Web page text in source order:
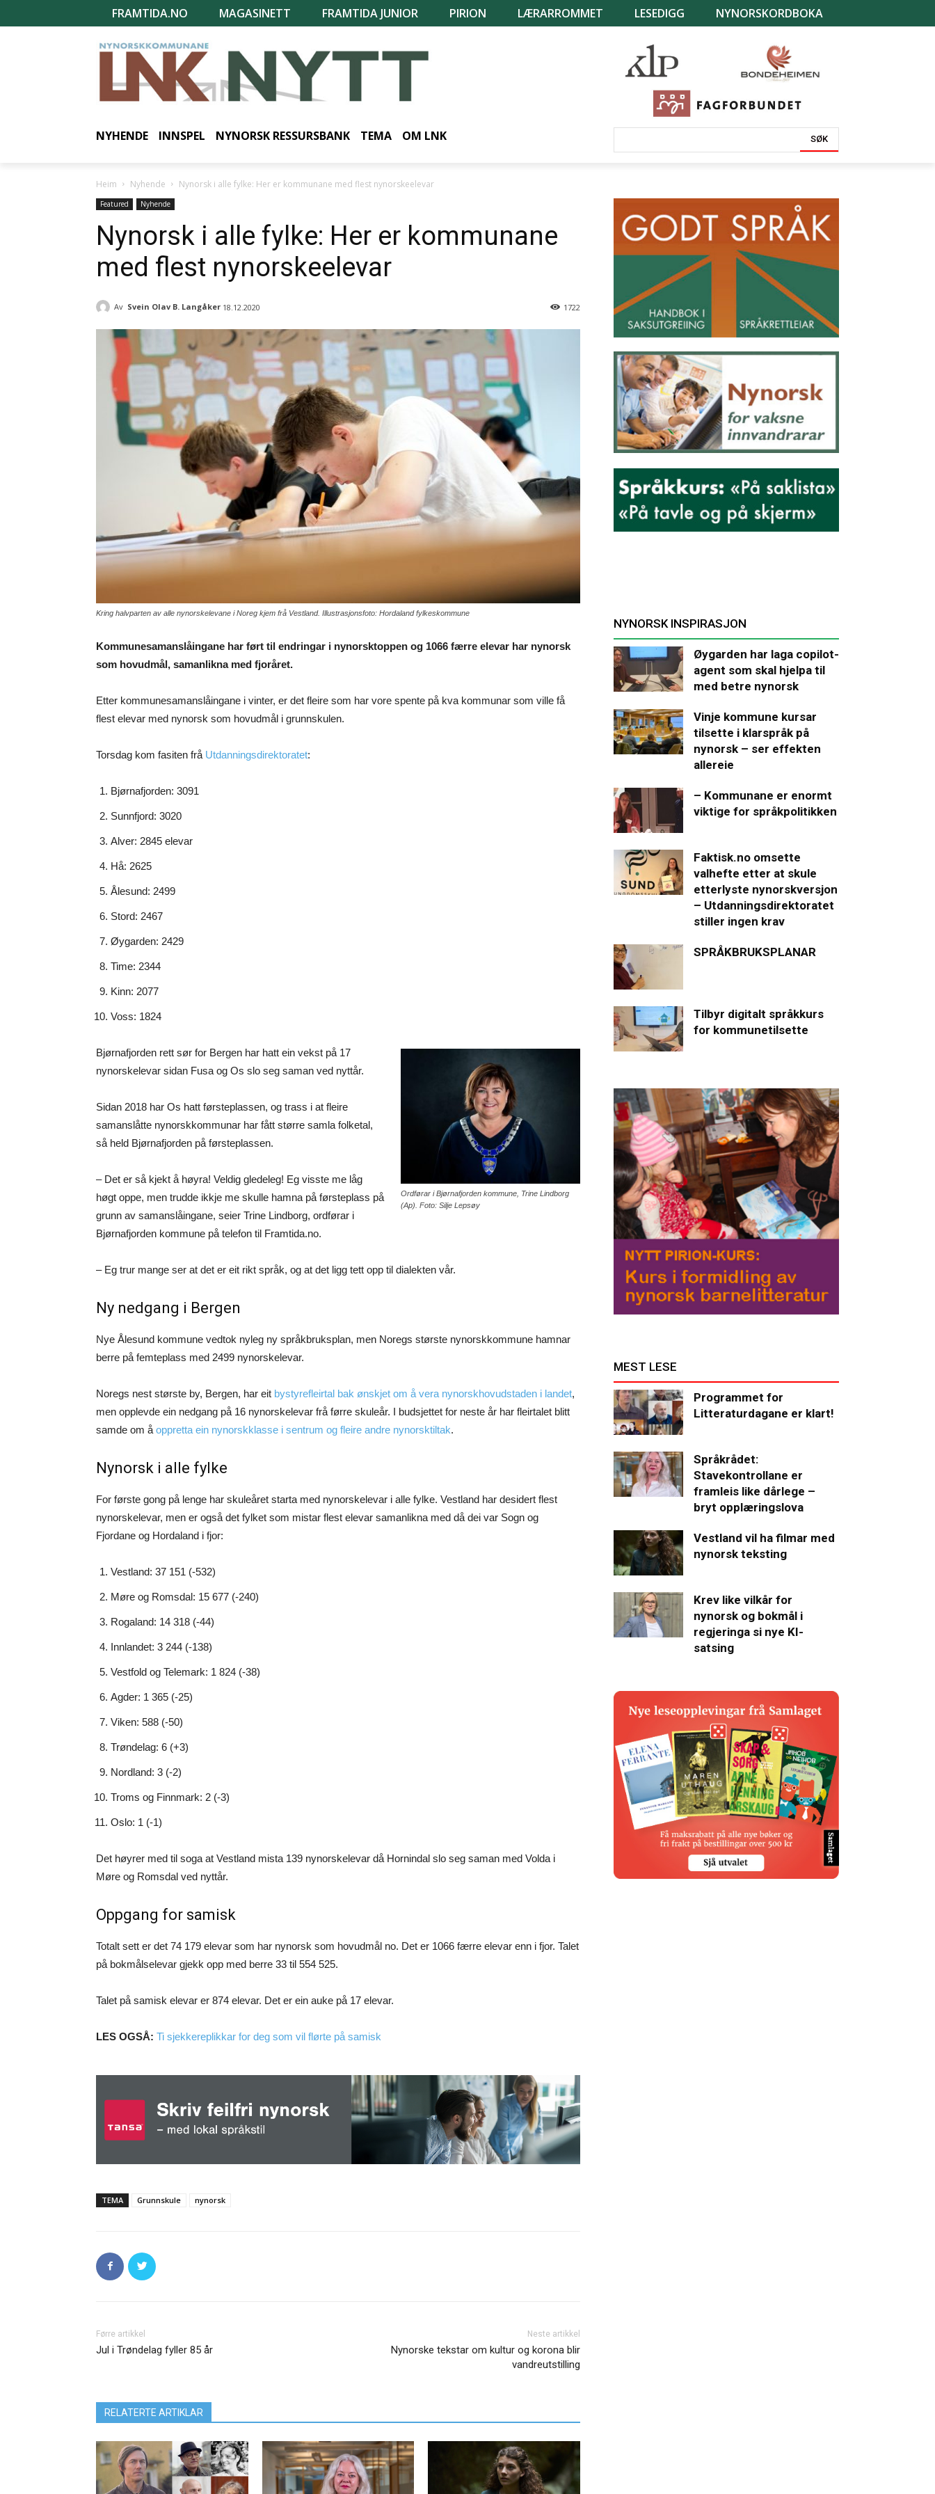
FRAMTIDA.NO MAGASINETT FRAMTIDA JUNIOR PIRION LÆRARROMMET LESEDIGG NYNORSKORDBOKA
NYHENDE INNSPEL NYNORSK RESSURSBANK TEMA OM LNK SØK
Heim Nyhende Nynorsk i alle fylke: Her er kommunane med flest nynorskeelevar
Featured Nyhende
Nynorsk i alle fylke: Her er kommunane
med flest nynorskeelevar
Av Svein Olav B. Langåker 18.12.2020 1722
Kring halvparten av alle nynorskelevane i Noreg kjem frå Vestland. Illustrasjonsfoto: Hordaland fylkeskommune
Kommunesamanslåingane har ført til endringar i nynorsktoppen og 1066 færre elevar har nynorsk
som hovudmål, samanlikna med fjoråret.
Etter kommunesamanslåingane i vinter, er det fleire som har vore spente på kva kommunar som ville få
flest elevar med nynorsk som hovudmål i grunnskulen.
Torsdag kom fasiten frå Utdanningsdirektoratet:
Bjørnafjorden: 3091
Sunnfjord: 3020
Alver: 2845 elevar
Hå: 2625
Ålesund: 2499
Stord: 2467
Øygarden: 2429
Time: 2344
Kinn: 2077
Voss: 1824
Ordførar i Bjørnafjorden kommune, Trine Lindborg
(Ap). Foto: Silje Lepsøy
Bjørnafjorden rett sør for Bergen har hatt ein vekst på 17
nynorskelevar sidan Fusa og Os slo seg saman ved nyttår.
Sidan 2018 har Os hatt førsteplassen, og trass i at fleire
samanslåtte nynorskkommunar har fått større samla folketal,
så held Bjørnafjorden på førsteplassen.
– Det er så kjekt å høyra! Veldig gledeleg! Eg visste me låg
høgt oppe, men trudde ikkje me skulle hamna på førsteplass på
grunn av samanslåingane, seier Trine Lindborg, ordførar i
Bjørnafjorden kommune på telefon til Framtida.no.
– Eg trur mange ser at det er eit rikt språk, og at det ligg tett opp til dialekten vår.
Ny nedgang i Bergen
Nye Ålesund kommune vedtok nyleg ny språkbruksplan, men Noregs største nynorskkommune hamnar
berre på femteplass med 2499 nynorskelevar.
Noregs nest største by, Bergen, har eit bystyrefleirtal bak ønskjet om å vera nynorskhovudstaden i landet,
men opplevde ein nedgang på 16 nynorskelevar frå førre skuleår. I budsjettet for neste år har fleirtalet blitt
samde om å oppretta ein nynorskklasse i sentrum og fleire andre nynorsktiltak.
Nynorsk i alle fylke
For første gong på lenge har skuleåret starta med nynorskelevar i alle fylke. Vestland har desidert flest
nynorskelevar, men er også det fylket som mistar flest elevar samanlikna med då dei var Sogn og
Fjordane og Hordaland i fjor:
Vestland: 37 151 (-532)
Møre og Romsdal: 15 677 (-240)
Rogaland: 14 318 (-44)
Innlandet: 3 244 (-138)
Vestfold og Telemark: 1 824 (-38)
Agder: 1 365 (-25)
Viken: 588 (-50)
Trøndelag: 6 (+3)
Nordland: 3 (-2)
Troms og Finnmark: 2 (-3)
Oslo: 1 (-1)
Det høyrer med til soga at Vestland mista 139 nynorskelevar då Hornindal slo seg saman med Volda i
Møre og Romsdal ved nyttår.
Oppgang for samisk
Totalt sett er det 74 179 elevar som har nynorsk som hovudmål no. Det er 1066 færre elevar enn i fjor. Talet
på bokmålselevar gjekk opp med berre 33 til 554 525.
Talet på samisk elevar er 874 elevar. Det er ein auke på 17 elevar.
LES OGSÅ: Ti sjekkereplikkar for deg som vil flørte på samisk
TEMA Grunnskule nynorsk
Førre artikkel
Jul i Trøndelag fyller 85 år
Neste artikkel
Nynorske tekstar om kultur og korona blir
vandreutstilling
RELATERTE ARTIKLAR
NYNORSK INSPIRASJON
Øygarden har laga copilot-
agent som skal hjelpa til
med betre nynorsk
Vinje kommune kursar
tilsette i klarspråk på
nynorsk – ser effekten
allereie
– Kommunane er enormt
viktige for språkpolitikken
Faktisk.no omsette
valhefte etter at skule
etterlyste nynorskversjon
– Utdanningsdirektoratet
stiller ingen krav
SPRÅKBRUKSPLANAR
Tilbyr digitalt språkkurs
for kommunetilsette
MEST LESE
Programmet for
Litteraturdagane er klart!
Språkrådet:
Stavekontrollane er
framleis like dårlege –
bryt opplæringslova
Vestland vil ha filmar med
nynorsk teksting
Krev like vilkår for
nynorsk og bokmål i
regjeringa si nye KI-
satsing